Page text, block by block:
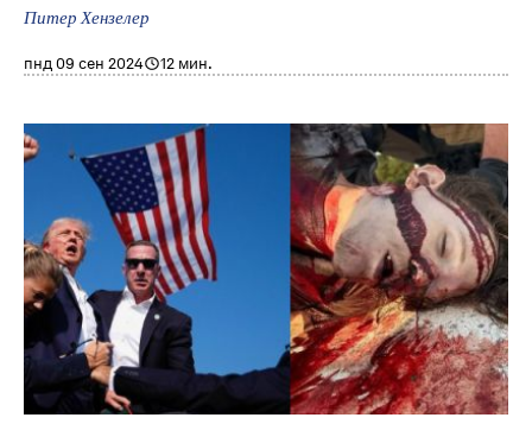
Питер Хензелер
пнд 09 сен 2024 12 мин.